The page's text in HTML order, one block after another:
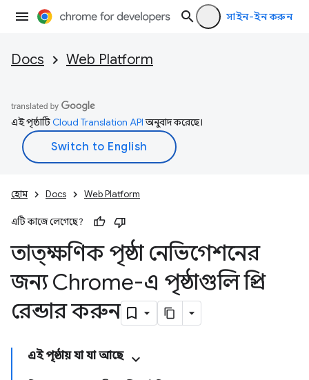
সাইন-ইন করুন
Docs Web Platform
এই পৃষ্ঠাটিCloud Translation APIঅনুবাদ করেছে।
হোম Docs Web Platform
এটি কাজে লেগেছে?
তাত্ক্ষণিক পৃষ্ঠা নেভিগেশনের
জন্য Chrome-এ পৃষ্ঠাগুলি প্রি-
রেন্ডার করুন
এই পৃষ্ঠায় যা যা আছে